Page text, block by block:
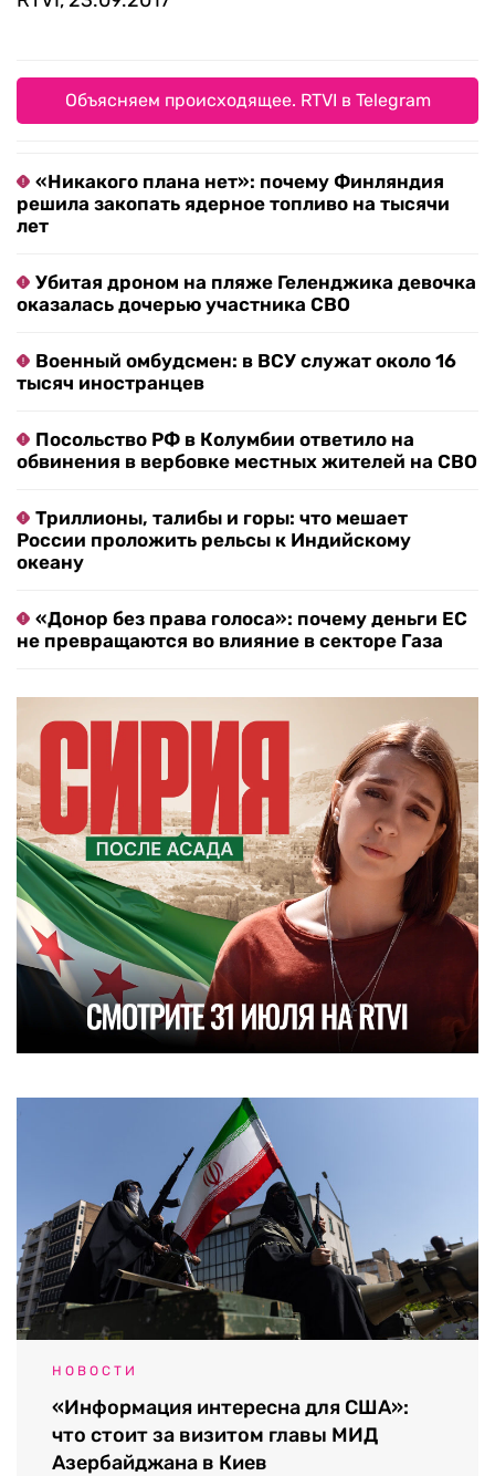
Объясняем происходящее. RTVI в Telegram
«Никакого плана нет»: почему Финляндия
решила закопать ядерное топливо на тысячи
лет
Убитая дроном на пляже Геленджика девочка
оказалась дочерью участника СВО
Военный омбудсмен: в ВСУ служат около 16
тысяч иностранцев
Посольство РФ в Колумбии ответило на
обвинения в вербовке местных жителей на СВО
Триллионы, талибы и горы: что мешает
России проложить рельсы к Индийскому
океану
«Донор без права голоса»: почему деньги ЕС
не превращаются во влияние в секторе Газа
НОВОСТИ
«Информация интересна для США»:
что стоит за визитом главы МИД
Азербайджана в Киев